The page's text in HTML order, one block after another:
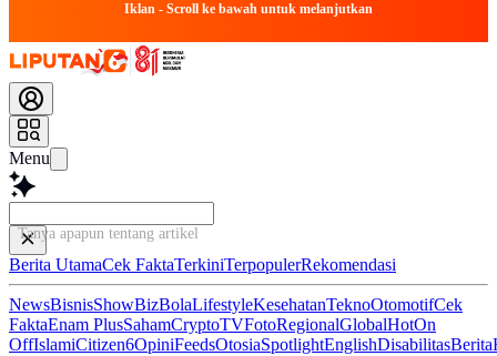
Iklan - Scroll ke bawah untuk melanjutkan
Menu
Tanya apapun tentang artikel ini...
Berita UtamaCek FaktaTerkiniTerpopulerRekomendasi
NewsBisnisShowBizBolaLifestyleKesehatanTeknoOtomotifCek
FaktaEnam PlusSahamCryptoTVFotoRegionalGlobalHotOn
OffIslamiCitizen6OpiniFeedsOtosiaSpotlightEnglishDisabilitasBerita